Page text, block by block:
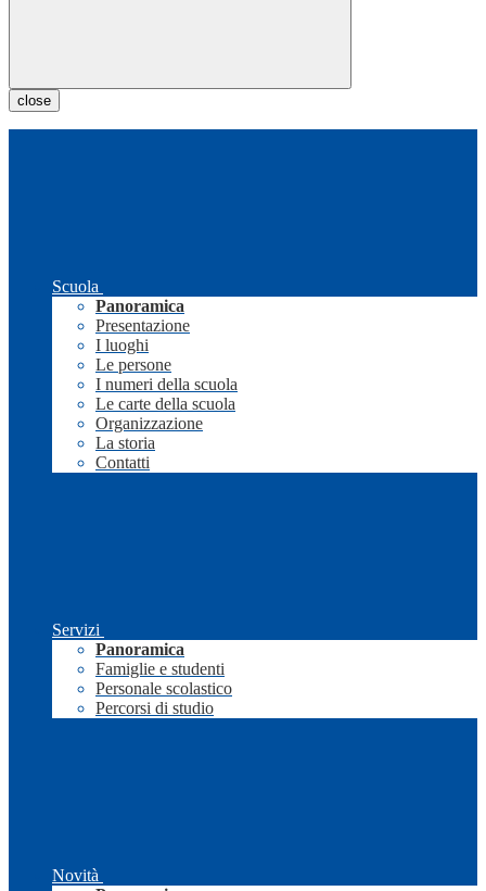
close
Scuola
Panoramica
Presentazione
I luoghi
Le persone
I numeri della scuola
Le carte della scuola
Organizzazione
La storia
Contatti
Servizi
Panoramica
Famiglie e studenti
Personale scolastico
Percorsi di studio
Novità